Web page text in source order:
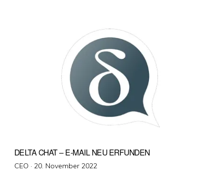
DELTA CHAT – E-MAIL NEU ERFUNDEN
CEO · Veröffentlicht
20. November 2022